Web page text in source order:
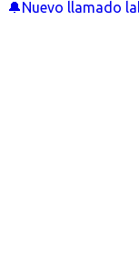
🔔Nuevo llamado